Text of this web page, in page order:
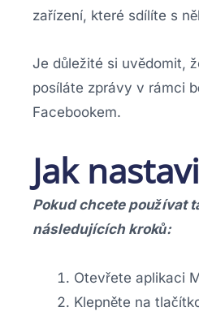
zařízení, které sdílíte s
Je důležité si uvědomit,
posíláte zprávy v rámci
Facebookem.
Jak
Pokud chcete používat
následujících kroků:
Otevřete aplikaci
Klepněte na